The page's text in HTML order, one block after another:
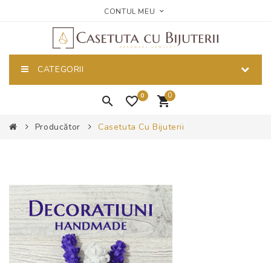
CONTUL MEU
CATEGORII
0
0
Producător Casetuta Cu Bijuterii